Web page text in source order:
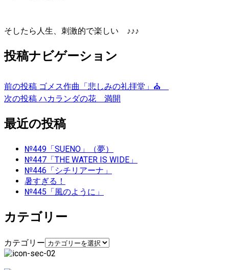
そしたら人生、刺激的で楽しい ♪♪♪
投稿ナビゲーション
前の投稿 ゴメス作曲「悲しみの礼拝堂」⛪
次の投稿 ハカランダの花 満開
最近の投稿
№449「SUENO」（夢）
№447「THE WATER IS WIDE」
№446「シチリアーナ」
暑すぎる！
№445「風のように」
カテゴリー
カテゴリー